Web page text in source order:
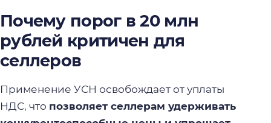
Почему порог в 20 млн
рублей критичен для
селлеров
Применение УСН освобождает от уплаты
НДС, что позволяет селлерам удерживать